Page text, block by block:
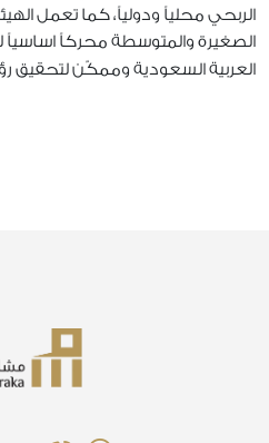
الربحي محلياً ودولياً، كما تعمل
الصغيرة والمتوسطة محركاً اساسياً
العربية السعودية وممكّن لتحقيق